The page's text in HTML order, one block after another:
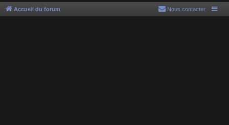
Accueil du forum Nous contacter